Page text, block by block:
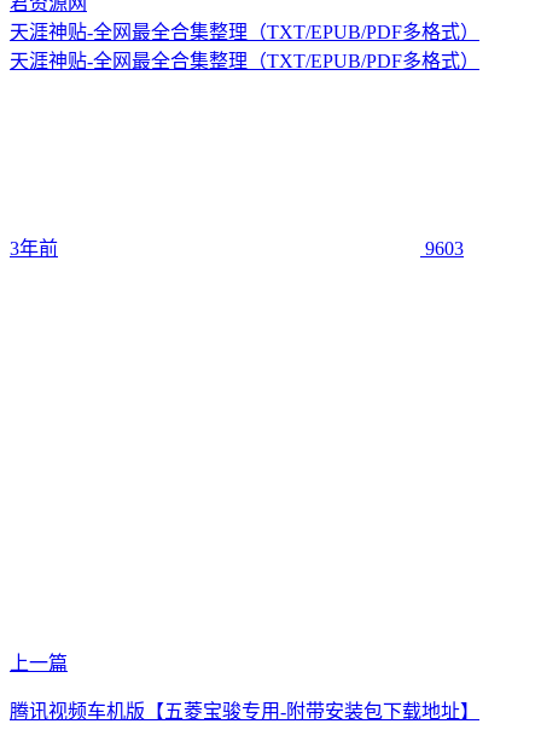
天涯神贴-全网最全合集整理（TXT/EPUB/PDF多格式）
天涯神贴-全网最全合集整理（TXT/EPUB/PDF多格式）
3年前 9603
上一篇
腾讯视频车机版【五菱宝骏专用-附带安装包下载地址】